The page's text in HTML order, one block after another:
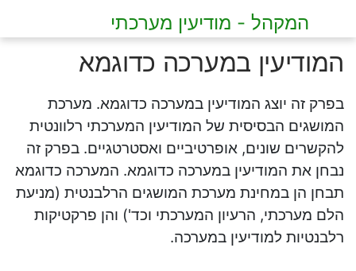
המקהל - מודיעין מערכתי
המודיעין במערכה כדוגמא
בפרק זה יוצג המודיעין במערכה כדוגמא. מערכת
המושגים הבסיסית של המודיעין המערכתי רלוונטית
להקשרים שונים, אופרטיביים ואסטרטגיים. בפרק זה
נבחן את המודיעין במערכה כדוגמא. המערכה כדוגמא
תבחן הן במחינת מערכת המושגים הרלבנטית (מניעת
הלם מערכתי, הרעיון המערכתי וכד') והן פרקטיקות
רלבנטיות למודיעין במערכה.